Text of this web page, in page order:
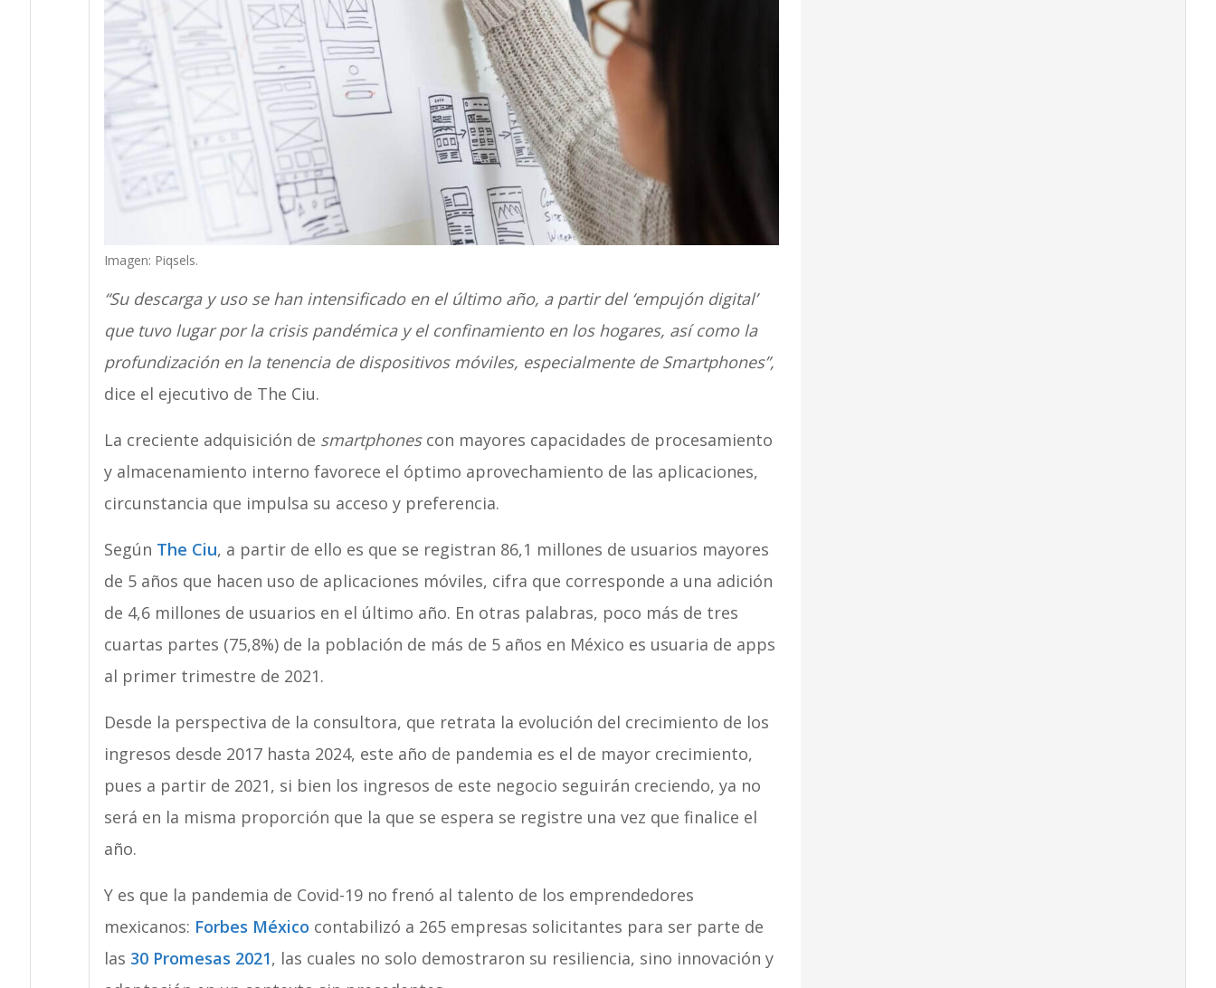
Imagen: Piqsels.
“Su descarga y uso se han intensificado en el último año, a partir del ‘empujón digital’
que tuvo lugar por la crisis pandémica y el confinamiento en los hogares, así como la
profundización en la tenencia de dispositivos móviles, especialmente de Smartphones”,
dice el ejecutivo de The Ciu.
La creciente adquisición de smartphonescon mayores capacidades de procesamiento
y almacenamiento interno favorece el óptimo aprovechamiento de las aplicaciones,
circunstancia que impulsa su acceso y preferencia.
Según The Ciu, a partir de ello es que se registran 86,1 millones de usuarios mayores
de 5 años que hacen uso de aplicaciones móviles, cifra que corresponde a una adición
de 4,6 millones de usuarios en el último año. En otras palabras, poco más de tres
cuartas partes (75,8%) de la población de más de 5 años en México es usuaria de apps
al primer trimestre de 2021.
Desde la perspectiva de la consultora, que retrata la evolución del crecimiento de los
ingresos desde 2017 hasta 2024, este año de pandemia es el de mayor crecimiento,
pues a partir de 2021, si bien los ingresos de este negocio seguirán creciendo, ya no
será en la misma proporción que la que se espera se registre una vez que finalice el
año.
Y es que la pandemia de Covid-19 no frenó al talento de los emprendedores
mexicanos: Forbes México contabilizó a 265 empresas solicitantes para ser parte de
las 30 Promesas 2021, las cuales no solo demostraron su resiliencia, sino innovación y